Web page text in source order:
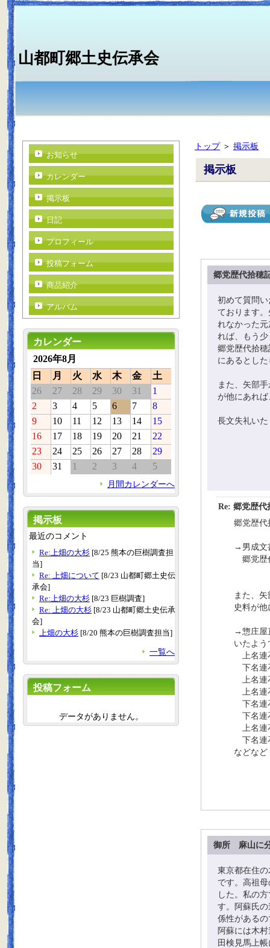
山都町郷土史伝承会
トップ＞ 掲示板
掲示板
郷党歴代拾穂
初めて質問
ております
れなかった
れば、もう
郷党歴代拾
にあるとし
また、矢部
が他にあれ
長文失礼い
Re: 郷党歴代
郷党歴代
→男成文
郷党歴
また、
史料が
→惣庄屋
いたよう
上名連
下名連
上名連
上名連
下名連
下名連
上名連
下名連
などな
御所 麻山に
東京都在住
です。高祖
した。私の
す。阿蘇氏
係性がある
阿蘇には木
田検見馬上
お知らせ
カレンダー
掲示板
日記
プロフィール
投稿フォーム
商品紹介
アルバム
カレンダー
2026年8月
日
月 火 水 木 金
土
26
27 28 29 30 31
1
2
3 4 5 6 7
8
9
10 11 12 13 14
15
16
17 18 19 20 21
22
23
24 25 26 27 28
29
30
31 1 2 3 4 5
月間カレンダーへ
掲示板
最近のコメント
Re:上畑の大杉 [8/25 熊本の巨樹調査担
当]
Re: 上畑について [8/23 山都町郷土史伝
承会]
Re:上畑の大杉 [8/23 巨樹調査]
Re: 上畑の大杉 [8/23 山都町郷土史伝承
会]
上畑の大杉 [8/20 熊本の巨樹調査担当]
一覧へ
投稿フォーム
データがありません。